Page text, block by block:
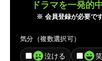
ドラマを一発的
※ 会員登録が必要で
気分（複数選択可）
泣ける